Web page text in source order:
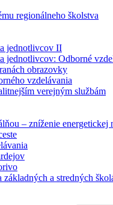
regionálneho školstva
jednotlivcov II
Odborné
obrazovky
vzdelávania
verejným službám
– zníženie energetickej
a stredných